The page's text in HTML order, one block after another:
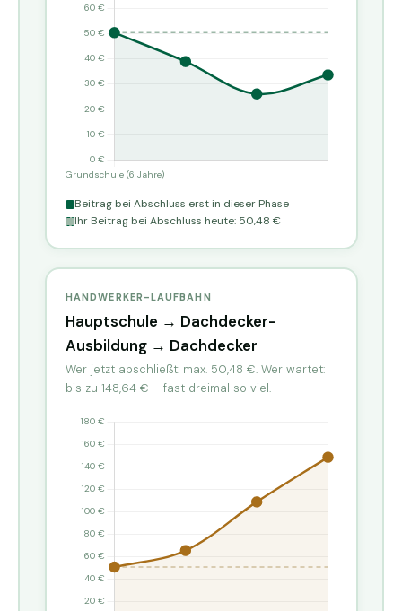
Beitrag bei Abschluss erst in dieser Phase
Ihr Beitrag bei Abschluss heute: 50,48 €
HANDWERKER-LAUFBAHN
Hauptschule → Dachdecker-
Ausbildung → Dachdecker
Wer jetzt abschließt: max. 50,48 €. Wer wartet:
bis zu 148,64 € – fast dreimal so viel.